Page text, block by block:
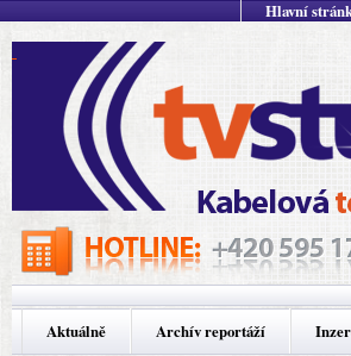
Hlavní
Aktuálně Archív reportáží